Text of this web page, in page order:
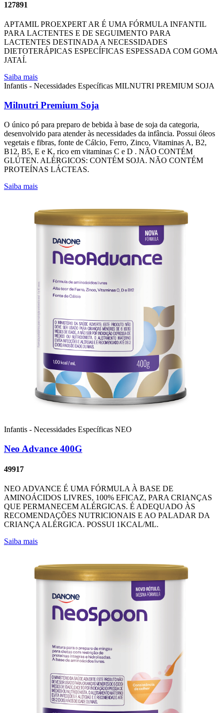
127891
APTAMIL PROEXPERT AR É UMA FÓRMULA INFANTIL
PARA LACTENTES E DE SEGUIMENTO PARA
LACTENTES DESTINADA A NECESSIDADES
DIETOTERÁPICAS ESPECÍFICAS ESPESSADA COM GOMA
JATAÍ.
Saiba mais
Infantis - Necessidades Específicas MILNUTRI PREMIUM SOJA
Milnutri Premium Soja
O único pó para preparo de bebida à base de soja da categoria,
desenvolvido para atender às necessidades da infância. Possui óleos
vegetais e fibras, fonte de Cálcio, Ferro, Zinco, Vitaminas A, B2,
B12, B5, E e K, rico em vitaminas C e D . NÃO CONTÉM
GLÚTEN. ALÉRGICOS: CONTÉM SOJA. NÃO CONTÉM
PROTEÍNAS LÁCTEAS.
Saiba mais
Infantis - Necessidades Específicas NEO
Neo Advance 400G
49917
NEO ADVANCE É UMA FÓRMULA À BASE DE
AMINOÁCIDOS LIVRES, 100% EFICAZ, PARA CRIANÇAS
QUE PERMANECEM ALÉRGICAS. É ADEQUADO ÀS
RECOMENDAÇÕES NUTRICIONAIS E AO PALADAR DA
CRIANÇA ALÉRGICA. POSSUI 1KCAL/ML.
Saiba mais